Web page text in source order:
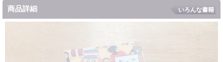
商品詳細 いろんな書籍